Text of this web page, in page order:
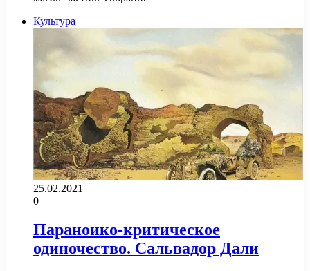
Культура
25.02.2021
0
Параноико-критическое
одиночество. Сальвадор Дали